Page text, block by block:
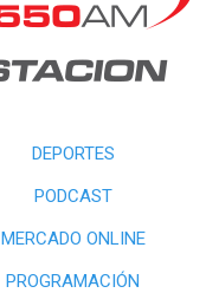
DEPORTES
PODCAST
MERCADO ONLINE
PROGRAMACIÓN